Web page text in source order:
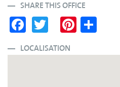
SHARE THIS OFFICE
Fa
ce
bo
wi
tte
Pi
nt
er re
LOCALISATION